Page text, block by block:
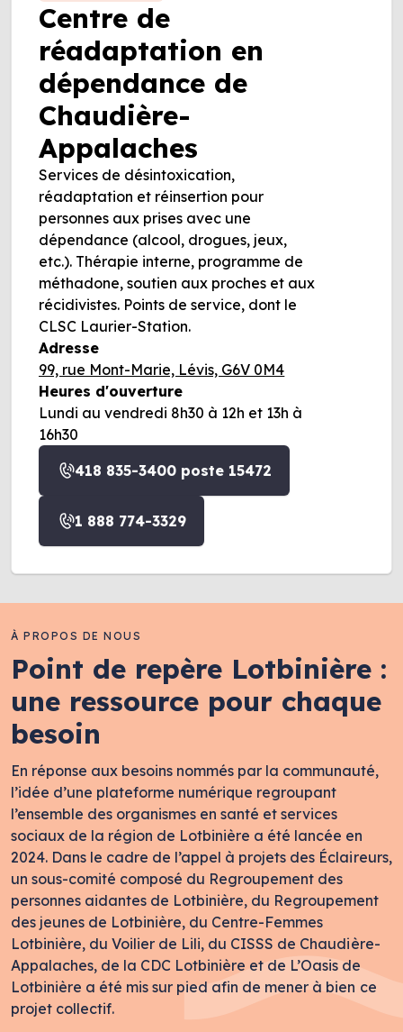
Centre de
réadaptation en
dépendance de
Chaudière-
Appalaches
Services de désintoxication,
réadaptation et réinsertion pour
personnes aux prises avec une
dépendance (alcool, drogues, jeux,
etc.). Thérapie interne, programme de
méthadone, soutien aux proches et aux
récidivistes. Points de service, dont le
CLSC Laurier-Station.
Adresse
99, rue Mont-Marie, Lévis, G6V 0M4
Heures d'ouverture
Lundi au vendredi 8h30 à 12h et 13h à
16h30
418 835-3400 poste 15472
1 888 774-3329
À PROPOS DE NOUS
Point de repère Lotbinière :
une ressource pour chaque
besoin
En réponse aux besoins nommés par la communauté,
l’idée d’une plateforme numérique regroupant
l’ensemble des organismes en santé et services
sociaux de la région de Lotbinière a été lancée en
2024. Dans le cadre de l’appel à projets des Éclaireurs,
un sous-comité composé du Regroupement des
personnes aidantes de Lotbinière, du Regroupement
des jeunes de Lotbinière, du Centre-Femmes
Lotbinière, du Voilier de Lili, du CISSS de Chaudière-
Appalaches, de la CDC Lotbinière et de L’Oasis de
Lotbinière a été mis sur pied afin de mener à bien ce
projet collectif.